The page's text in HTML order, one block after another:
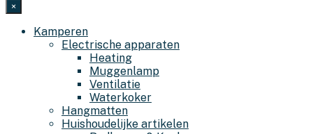
×
Kamperen
Electrische apparaten
Heating
Muggenlamp
Ventilatie
Waterkoker
Hangmatten
Huishoudelijke artikelen